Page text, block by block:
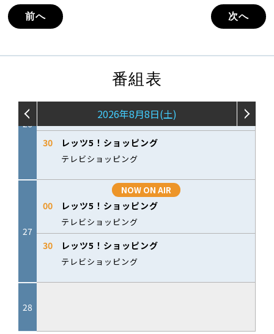
前へ 次へ
番組表